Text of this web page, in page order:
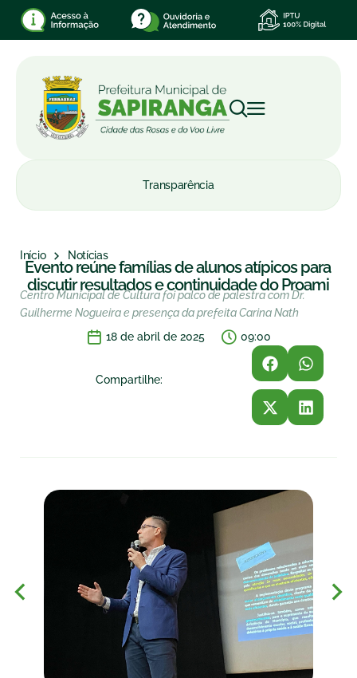
Transparência
Início Notícias
Evento reúne famílias de alunos atípicos para
discutir resultados e continuidade do Proami
Centro Municipal de Cultura foi palco de palestra com Dr.
Guilherme Nogueira e presença da prefeita Carina Nath
18 de abril de 2025
09:00
Compartilhe: